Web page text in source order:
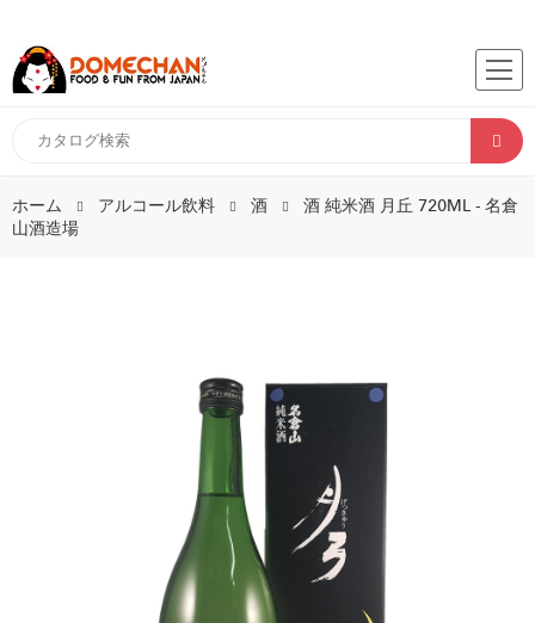
ホーム アルコール飲料 酒
酒 純米酒 月丘 720ML - 名倉
山酒造場